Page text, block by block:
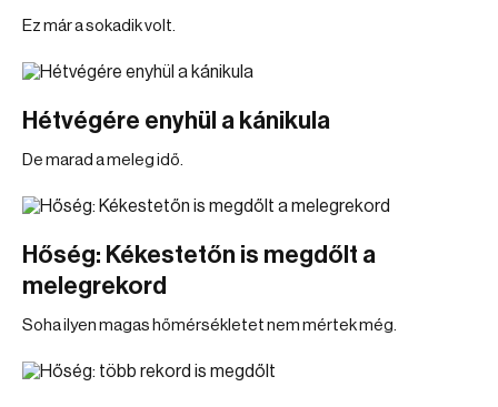
Ez már a sokadik volt.
Hétvégére enyhül a kánikula
De marad a meleg idő.
Hőség: Kékestetőn is megdőlt a
melegrekord
Soha ilyen magas hőmérsékletet nem mértek még.